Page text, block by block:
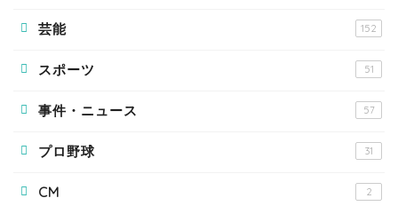
芸能 152
スポーツ 51
事件・ニュース 57
プロ野球 31
CM 2